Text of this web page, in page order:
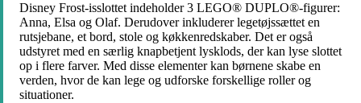
Disney Frost-isslottet indeholder 3 LEGO® DUPLO®-figurer:
Anna, Elsa og Olaf. Derudover inkluderer legetøjssættet en
rutsjebane, et bord, stole og køkkenredskaber. Det er også
udstyret med en særlig knapbetjent lysklods, der kan lyse slottet
op i flere farver. Med disse elementer kan børnene skabe en
verden, hvor de kan lege og udforske forskellige roller og
situationer.